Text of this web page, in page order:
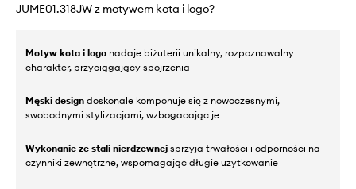
JUME01.318JW z motywem kota i logo?
Motyw kota i logo nadaje biżuterii unikalny, rozpoznawalny
charakter, przyciągający spojrzenia
Męski design doskonale komponuje się z nowoczesnymi,
swobodnymi stylizacjami, wzbogacając je
Wykonanie ze stali nierdzewnej sprzyja trwałości i odporności na
czynniki zewnętrzne, wspomagając długie użytkowanie